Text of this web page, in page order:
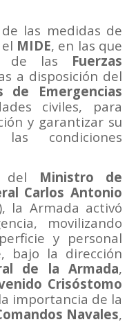
las medidas de
MIDE, en las que
de las Fuerzas
a disposición del
de Emergencias
civiles, para
y garantizar su
condiciones
del
Ministro de
Carlos Antonio
la Armada activó
movilizando
y personal
bajo la dirección
de la Armada,
Crisóstomo
importancia de la
Navales,